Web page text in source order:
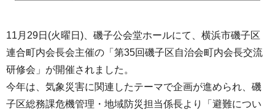
11月29日(火曜日)、磯子公会堂ホールにて、横浜市磯子区
連合町内会長会主催の「第35回磯子区自治会町内会長交流
研修会」が開催されました。
今年は、気象災害に関連したテーマで企画が進められ、磯
子区総務課危機管理・地域防災担当係長より「避難につい